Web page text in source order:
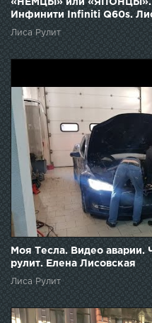
«НЕМЦЫ» или «ЯПОНЦЫ».
Инфинити Infiniti Q60s.
Лиса Рулит
Моя Тесла. Видео аварии.
рулит. Елена Лисовская
Лиса Рулит